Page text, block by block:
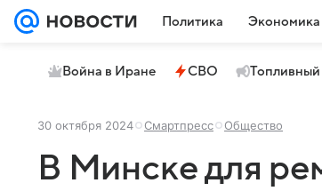
Политика Экономика
Война в Иране СВО Топливный
30 октября 2024 Смартпресс Общество
В Минске для